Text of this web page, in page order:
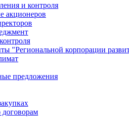
и контроля
акционеров
"Региональной корпорации
предложения
договорам